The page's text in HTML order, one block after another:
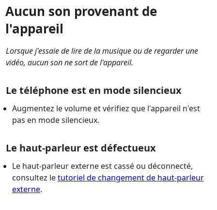
Aucun son provenant de
l'appareil
Lorsque j'essaie de lire de la musique ou de regarder une
vidéo, aucun son ne sort de l'appareil.
Le téléphone est en mode silencieux
Augmentez le volume et vérifiez que l'appareil n'est
pas en mode silencieux.
Le haut-parleur est défectueux
Le haut-parleur externe est cassé ou déconnecté,
consultez letutoriel de changement de haut-parleur
externe.